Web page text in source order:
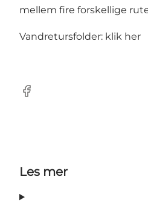
mellem fire forskellige
Vandretursfolder: klik her
Facebook
Les mer